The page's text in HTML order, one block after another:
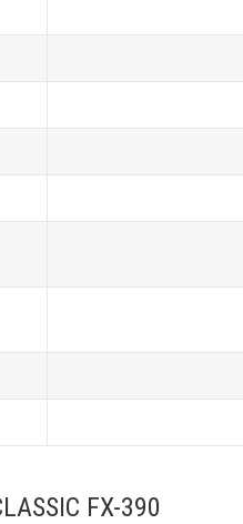
FX-390